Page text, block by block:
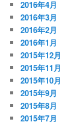
2016年4月
2016年3月
2016年2月
2016年1月
2015年12月
2015年11月
2015年10月
2015年9月
2015年8月
2015年7月